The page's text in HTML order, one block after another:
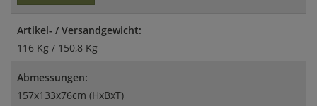
Artikel- / Versandgewicht:
116 Kg / 150,8 Kg
Abmessungen:
157x133x76cm (HxBxT)